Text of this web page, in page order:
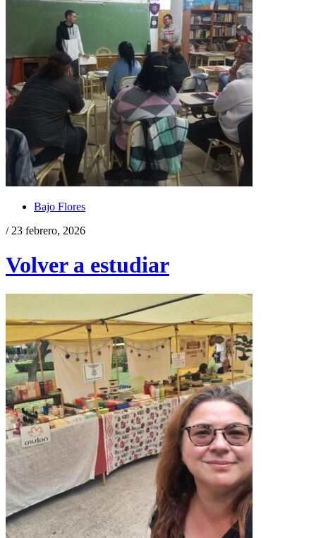
Bajo Flores
/ 23 febrero, 2026
Volver a estudiar